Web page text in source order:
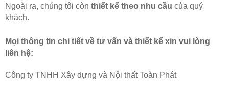
Ngoài ra, chúng tôi còn thiết kế theo nhu cầu của quý
khách.
Mọi thông tin chi tiết về tư vấn và thiết kế xin vui lòng
liên hệ:
Công ty TNHH Xây dựng và Nội thất Toàn Phát